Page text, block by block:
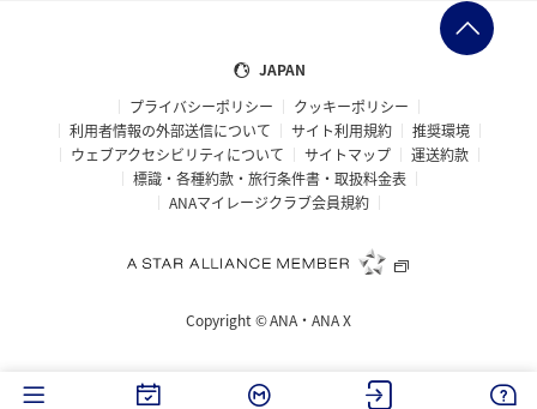
JAPAN
プライバシーポリシー
クッキーポリシー
利用者情報の外部送信について
サイト利用規約
推奨環境
ウェブアクセシビリティについて
サイトマップ
運送約款
標識・各種約款・旅行条件書・取扱料金表
ANAマイレージクラブ会員規約
Copyright ©ANA・ANA X